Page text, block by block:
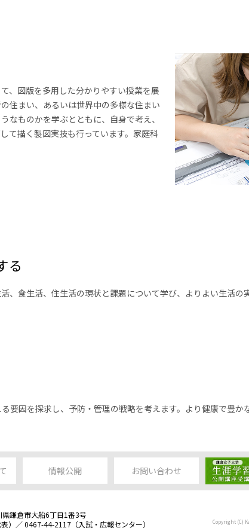
、図版を多用した分かりやすい授業を展
住まい、あるいは世界中の多様な住まい
なものかを学ぶとともに、自身で考え、
て描く製図実技も行っています。家庭科
る
食生活、住生活の現状と課題について学び、よりよい生活の
要因を探求し、予防・管理の戦略を考えます。より健康で豊か
情報公開 お問い合わせ
鎌倉市大船6丁目1番3号
）／ 0467-44-2117（入試・広報センター）
Copyright (C)